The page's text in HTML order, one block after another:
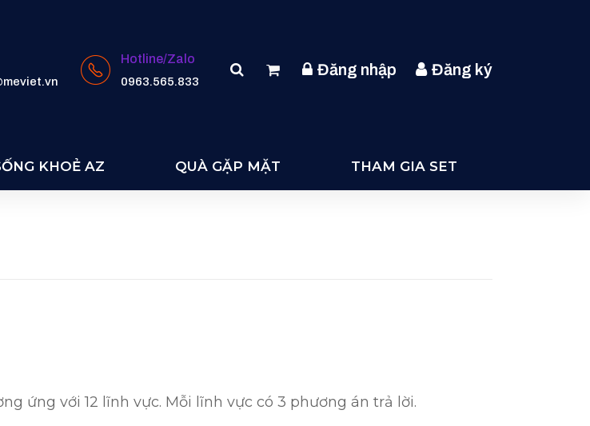
Hotline/Zalo
0963.565.833
Đăng nhập Đăng ký
KHOẺ AZ QUÀ GẶP MẶT THAM GIA SET
ứng với 12 lĩnh vực. Mỗi lĩnh vực có 3 phương án trả lời.